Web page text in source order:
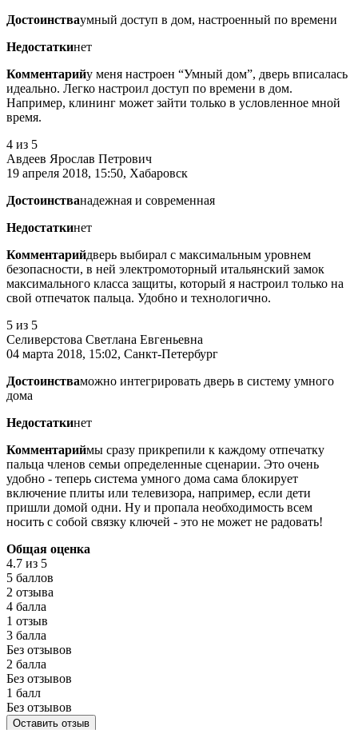
Достоинстваумный доступ в дом, настроенный по времени
Недостаткинет
Комментарийу меня настроен “Умный дом”, дверь вписалась
идеально. Легко настроил доступ по времени в дом.
Например, клининг может зайти только в условленное мной
время.
4 из 5
Авдеев Ярослав Петрович
19 апреля 2018, 15:50, Хабаровск
Достоинстванадежная и современная
Недостаткинет
Комментарийдверь выбирал с максимальным уровнем
безопасности, в ней электромоторный итальянский замок
максимального класса защиты, который я настроил только на
свой отпечаток пальца. Удобно и технологично.
5 из 5
Селиверстова Светлана Евгеньевна
04 марта 2018, 15:02, Санкт-Петербург
Достоинстваможно интегрировать дверь в систему умного
дома
Недостаткинет
Комментариймы сразу прикрепили к каждому отпечатку
пальца членов семьи определенные сценарии. Это очень
удобно - теперь система умного дома сама блокирует
включение плиты или телевизора, например, если дети
пришли домой одни. Ну и пропала необходимость всем
носить с собой связку ключей - это не может не радовать!
Общая оценка
4.7 из 5
5 баллов
2 отзыва
4 балла
1 отзыв
3 балла
Без отзывов
2 балла
Без отзывов
1 балл
Без отзывов
Оставить отзыв